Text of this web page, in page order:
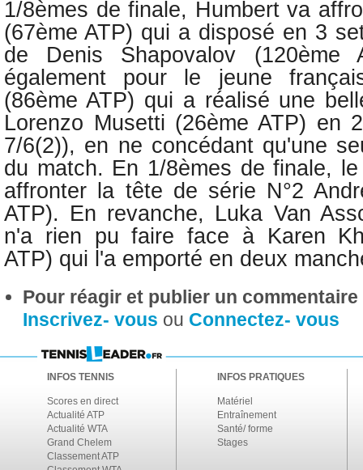
1/8èmes de finale, Humbert va
(67ème ATP) qui a disposé en 3
de Denis Shapovalov (120ème
également pour le jeune
(86ème ATP) qui a réalisé une
Lorenzo Musetti (26ème ATP) en
7/6(2)), en ne concédant qu'une
du match. En 1/8èmes de finale,
affronter la tête de série N°2
ATP). En revanche, Luka Van
n'a rien pu faire face à Karen
ATP) qui l'a emporté en deux
Pour réagir et publier un
Inscrivez- vous ou Connectez- vous
INFOS TENNIS
Scores en direct
Actualité ATP
Actualité WTA
Grand Chelem
Classement ATP
INFOS PRATIQUES
Matériel
Entraînement
Santé/ forme
Stages